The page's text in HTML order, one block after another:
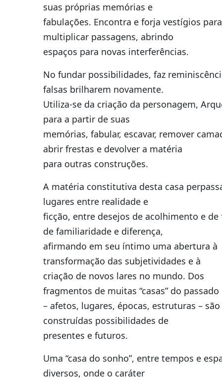
suas próprias memórias e
fabulações. Encontra e forja vestígios para
multiplicar passagens, abrindo
espaços para novas interferências.
No fundar possibilidades, faz
falsas brilharem novamente.
Utiliza-se da criação da personagem,
para a partir de suas
memórias, fabular, escavar, remover
abrir frestas e devolver a matéria
para outras construções.
A matéria constitutiva desta casa
lugares entre realidade e
ficção, entre desejos de acolhimento e de
de familiaridade e diferença,
afirmando em seu íntimo uma abertura à
transformação das subjetividades e à
criação de novos lares no mundo. Dos
fragmentos de muitas “casas” do passado
– afetos, lugares, épocas, estruturas – são
construídas possibilidades de
presentes e futuros.
Uma “casa do sonho”, entre tempos e
diversos, onde o caráter